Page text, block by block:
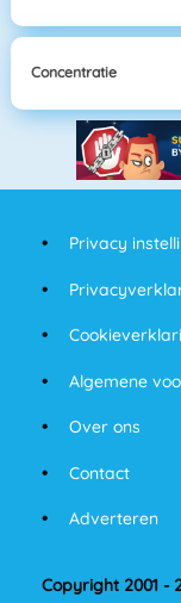
Concentratie
Privacy
Algemene
Over ons
Contact
Adverteren
Copyright 2001 -